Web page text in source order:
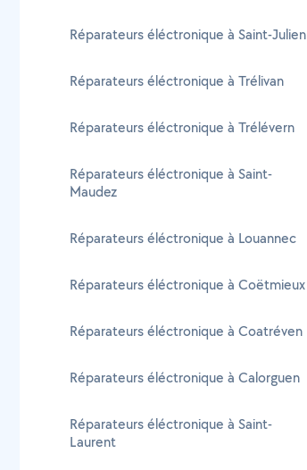
Réparateurs éléctronique à Saint-Julien
Réparateurs éléctronique à Trélivan
Réparateurs éléctronique à Trélévern
Réparateurs éléctronique à Saint-
Maudez
Réparateurs éléctronique à Louannec
Réparateurs éléctronique à Coëtmieux
Réparateurs éléctronique à Coatréven
Réparateurs éléctronique à Calorguen
Réparateurs éléctronique à Saint-
Laurent